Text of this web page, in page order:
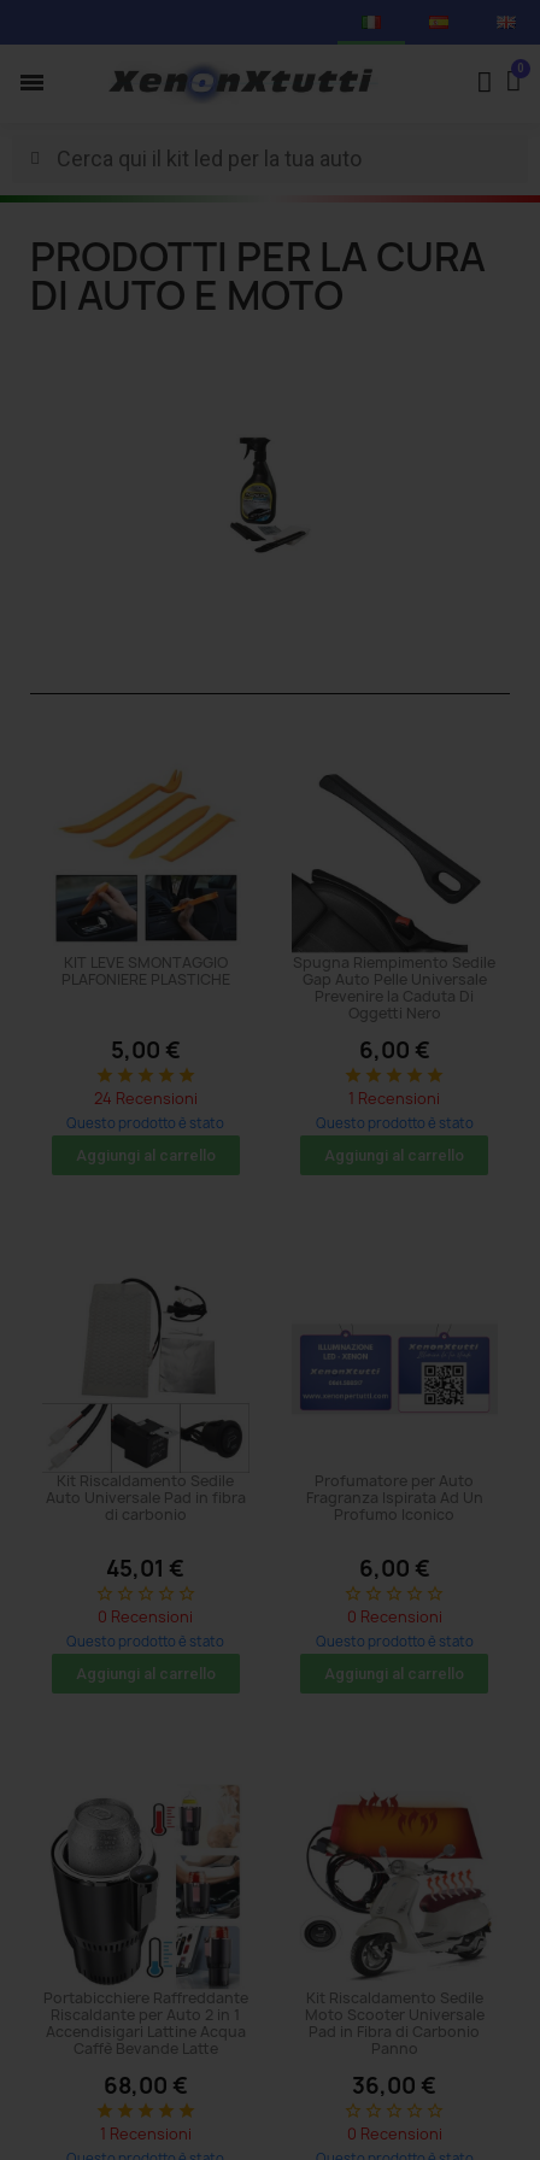
PRODOTTI PER LA CURA
DI AUTO E MOTO
KIT LEVE SMONTAGGIO
PLAFONIERE PLASTICHE
5,00 €
star star star star star
24 Recensioni
Questo prodotto è stato
acquistato: 482 volte
Aggiungi al carrello
Spugna Riempimento Sedile
Gap Auto Pelle Universale
Prevenire la Caduta Di
Oggetti Nero
6,00 €
star star star star star
1 Recensioni
Questo prodotto è stato
acquistato: 86 volte
Aggiungi al carrello
Kit Riscaldamento Sedile
Auto Universale Pad in fibra
di carbonio
45,01 €
star_border star_border star_border star_border star_border
0 Recensioni
Questo prodotto è stato
acquistato: 65 volte
Aggiungi al carrello
Profumatore per Auto
Fragranza Ispirata Ad Un
Profumo Iconico
6,00 €
star_border star_border star_border star_border star_border
0 Recensioni
Questo prodotto è stato
acquistato: 26 volte
Aggiungi al carrello
Portabicchiere Raffreddante
Riscaldante per Auto 2 in 1
Accendisigari Lattine Acqua
Caffè Bevande Latte
68,00 €
star star star star star
1 Recensioni
Kit Riscaldamento Sedile
Moto Scooter Universale
Pad in Fibra di Carbonio
Panno
36,00 €
star_border star_border star_border star_border star_border
0 Recensioni